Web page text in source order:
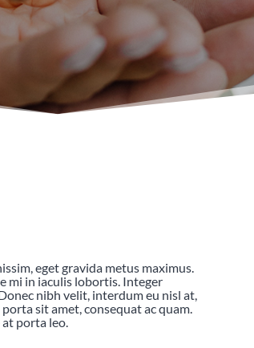
eget gravida metus maximus.
mi in iaculis lobortis. Integer
nibh velit, interdum eu nisl at,
sit amet, consequat ac quam.
porta leo.